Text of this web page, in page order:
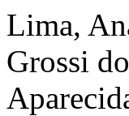
Lima,
Grossi